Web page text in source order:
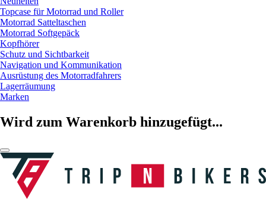
Topcase für Motorrad und Roller
Motorrad Satteltaschen
Motorrad Softgepäck
Kopfhörer
Schutz und Sichtbarkeit
Navigation und Kommunikation
Ausrüstung des Motorradfahrers
Lagerräumung
Marken
Wird zum Warenkorb hinzugefügt...